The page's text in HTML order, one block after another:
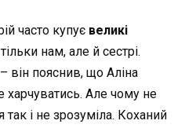
часто купує великі
нам, але й сестрі.
він пояснив, що Аліна
харчуватись. Але чому не
так і не зрозуміла. Коханий